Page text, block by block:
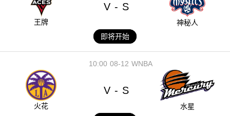
王牌
V - S
神秘人
即将开始
08-12
10:00 WNBA
火花
V - S
水星